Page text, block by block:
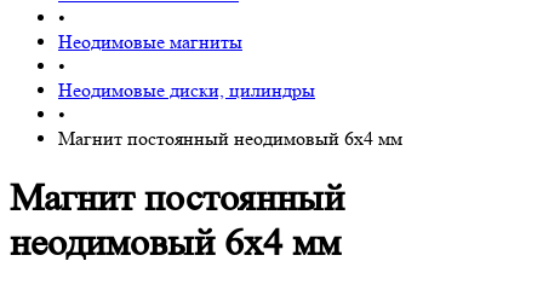
•
Неодимовые магниты
•
Неодимовые диски, цилиндры
•
Магнит постоянный неодимовый 6х4 мм
Магнит постоянный
неодимовый 6х4 мм